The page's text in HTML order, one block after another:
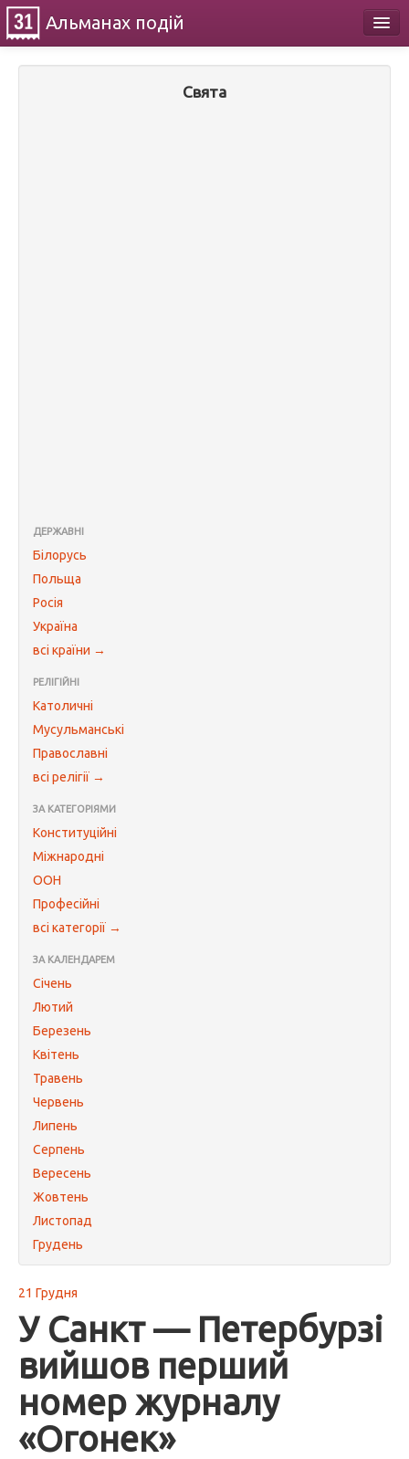
Альманах подій
Свята
ДЕРЖАВНІ
Білорусь
Польща
Росія
Україна
всі країни →
РЕЛІГІЙНІ
Католичні
Мусульманські
Православні
всі релігії →
ЗА КАТЕГОРІЯМИ
Конституційні
Міжнародні
ООН
Професійні
всі категорії →
ЗА КАЛЕНДАРЕМ
Січень
Лютий
Березень
Квітень
Травень
Червень
Липень
Серпень
Вересень
Жовтень
Листопад
Грудень
21 Грудня
У Санкт — Петербурзі
вийшов перший
номер журналу
«Огонек»